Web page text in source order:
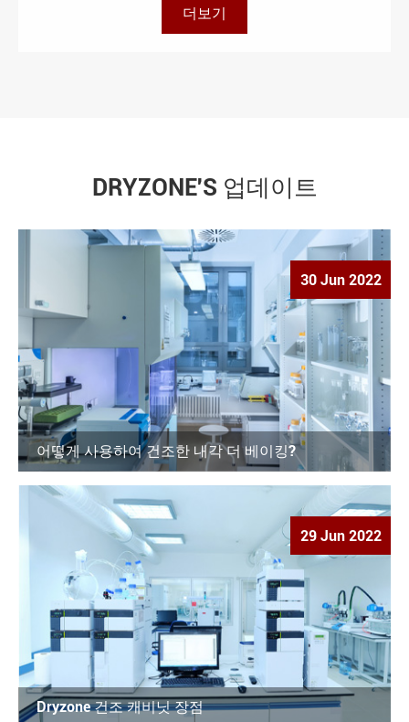
더보기
DRYZONE'S 업데이트
30 Jun 2022
어떻게 사용하여 건조한 내각 더 베이킹?
29 Jun 2022
Dryzone 건조 캐비닛 장점